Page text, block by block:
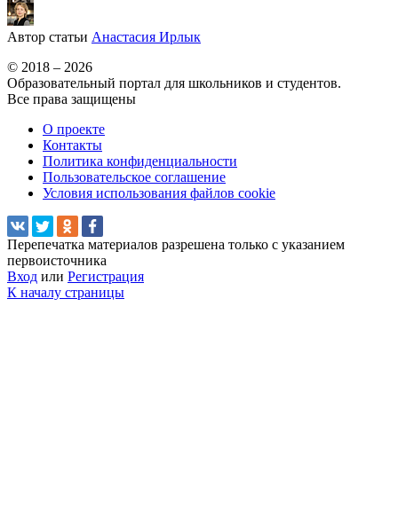
Автор статьи Анастасия Ирлык
© 2018 – 2026
Образовательный портал для школьников и студентов.
Все права защищены
О проекте
Контакты
Политика конфиденциальности
Пользовательское соглашение
Условия использования файлов cookie
Перепечатка материалов разрешена только с указанием
первоисточника
Вход или Регистрация
К началу страницы